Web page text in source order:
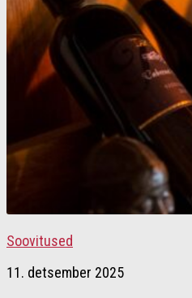
Soovitused
11. detsember 2025